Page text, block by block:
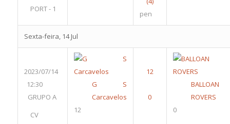
PORT - 1
pen
Sexta-feira, 14 Jul
2023/07/14
12:30
GRUPO A
CV
G S
Carcavelos
12
BALLOAN
ROVERS
0